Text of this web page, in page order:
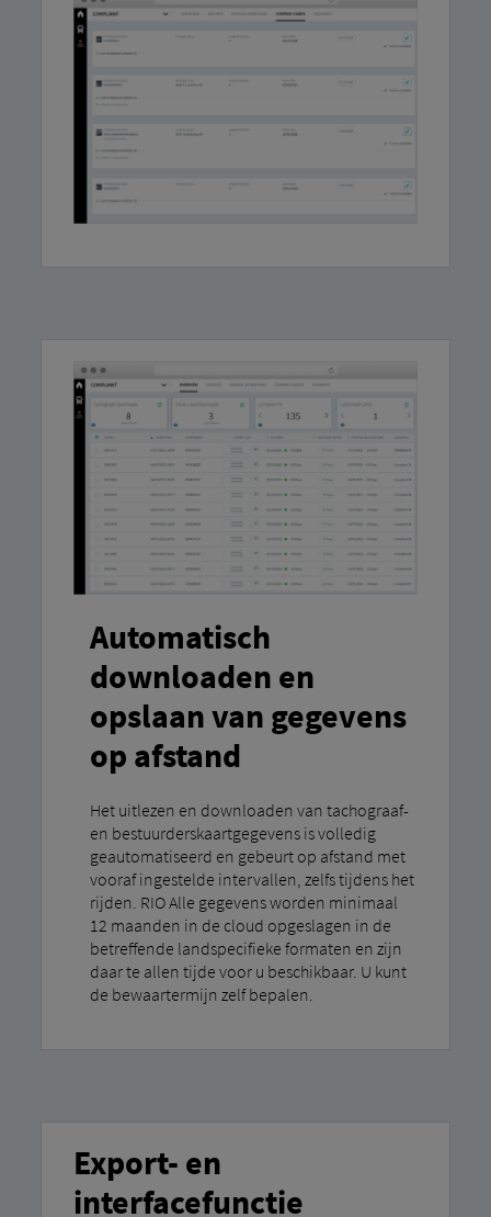
Automatisch
downloaden en
opslaan van gegevens
op afstand
Het uitlezen en downloaden van tachograaf-
en bestuurderskaartgegevens is volledig
geautomatiseerd en gebeurt op afstand met
vooraf ingestelde intervallen, zelfs tijdens het
rijden. RIO Alle gegevens worden minimaal
12 maanden in de cloud opgeslagen in de
betreffende landspecifieke formaten en zijn
daar te allen tijde voor u beschikbaar. U kunt
de bewaartermijn zelf bepalen.
Export- en
interfacefunctie